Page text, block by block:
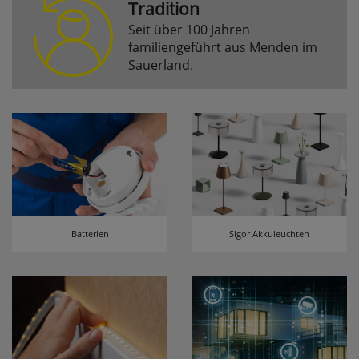
Tradition
Seit über 100 Jahren
familiengeführt aus Menden im
Sauerland.
Batterien Sigor Akkuleuchten
Komfortfunktionen
ws_pferdekaemper_01-aa_welcome_cookie
Dieses Cookie speichert Ihre Emailadresse, damit
Sie diese beim Betreten des Shops nicht erneut
eingeben müssen.
Design-Cookie
ws8_pferdekaemper_01-aa_design_cookie
Speichern des Suchbegriffes
searchvalue
Dieses Cookie speichert den einegebenen
Suchbegriff, damit Sie diesen beim Verfeinern
nicht erneut eingeben müssen.